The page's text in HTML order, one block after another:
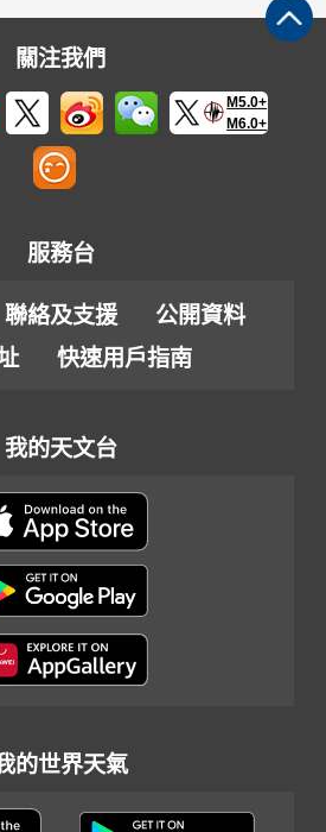
關注我們
M5.0+
M6.0+
服務台
聯絡及支援
公開資料
快速用戶指南
我的天文台
的世界天氣